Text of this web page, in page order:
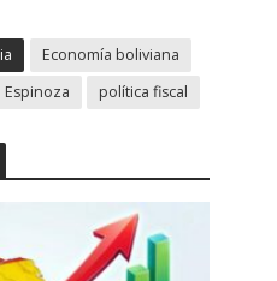
Economía boliviana
Espinoza política fiscal